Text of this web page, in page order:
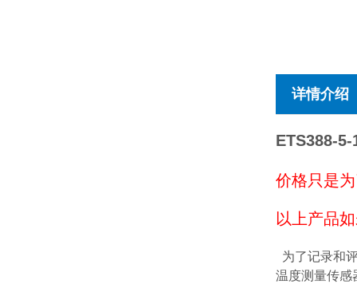
详情介绍
ETS388-5-
价格只是
以上产品
为了记录和
温度测量传感